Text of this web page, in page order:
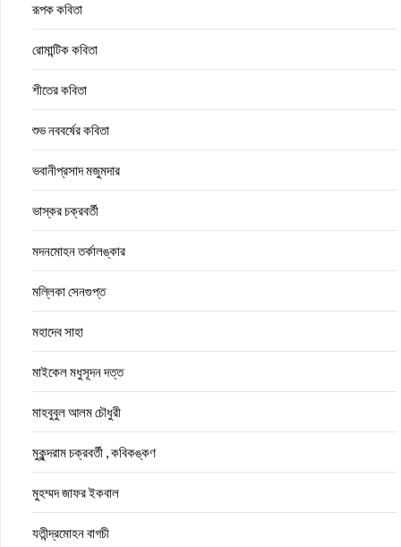
রূপক কবিতা
রোমান্টিক কবিতা
শীতের কবিতা
শুভ নববর্ষের কবিতা
ভবানীপ্রসাদ মজুমদার
ভাস্কর চক্রবর্তী
মদনমোহন তর্কালঙ্কার
মল্লিকা সেনগুপ্ত
মহাদেব সাহা
মাইকেল মধুসূদন দত্ত
মাহবুবুল আলম চৌধুরী
মুকুন্দরাম চক্রবর্তী , কবিকঙ্কণ
মুহম্মদ জাফর ইকবাল
যতীন্দ্রমোহন বাগচী